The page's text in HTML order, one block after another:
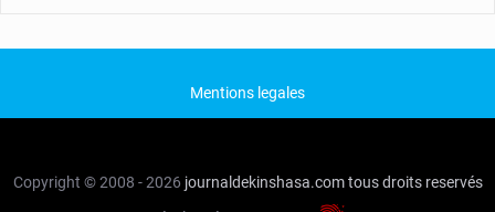
Mentions legales
Copyright © 2008 - 2026 journaldekinshasa.com tous droits reservés